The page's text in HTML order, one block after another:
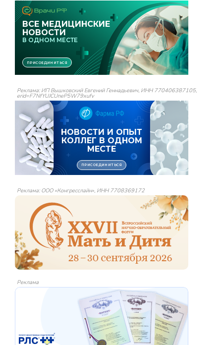
Реклама: ИП Вышковский Евгений Геннадьевич, ИНН 770406387105,
erid=F7NfYUJCUneP5W79xufv
Реклама: ООО «Конгресслайн», ИНН 7708369172
Реклама